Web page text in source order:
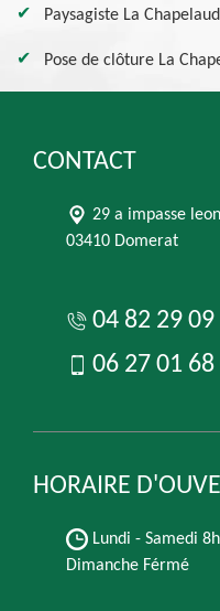
Paysagiste La
Pose de clôture La
CONTACT
29 a impasse
03410 Domerat
04 82 29 09
06 27 01 68
HORAIRE
Lundi - Samedi
Dimanche Férmé